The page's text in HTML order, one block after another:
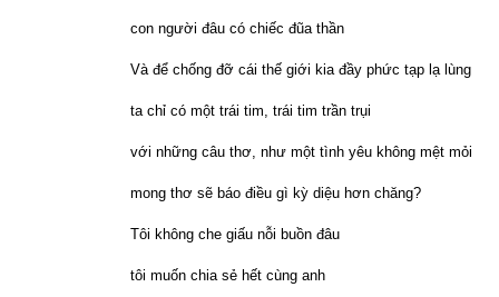
con người đâu có chiếc đũa thần
Và để chống đỡ cái thế giới kia đầy phức tạp lạ lùng
ta chỉ có một trái tim, trái tim trần trụi
với những câu thơ, như một tình yêu không mệt mỏi
mong thơ sẽ báo điều gì kỳ diệu hơn chăng?
Tôi không che giấu nỗi buồn đâu
tôi muốn chia sẻ hết cùng anh